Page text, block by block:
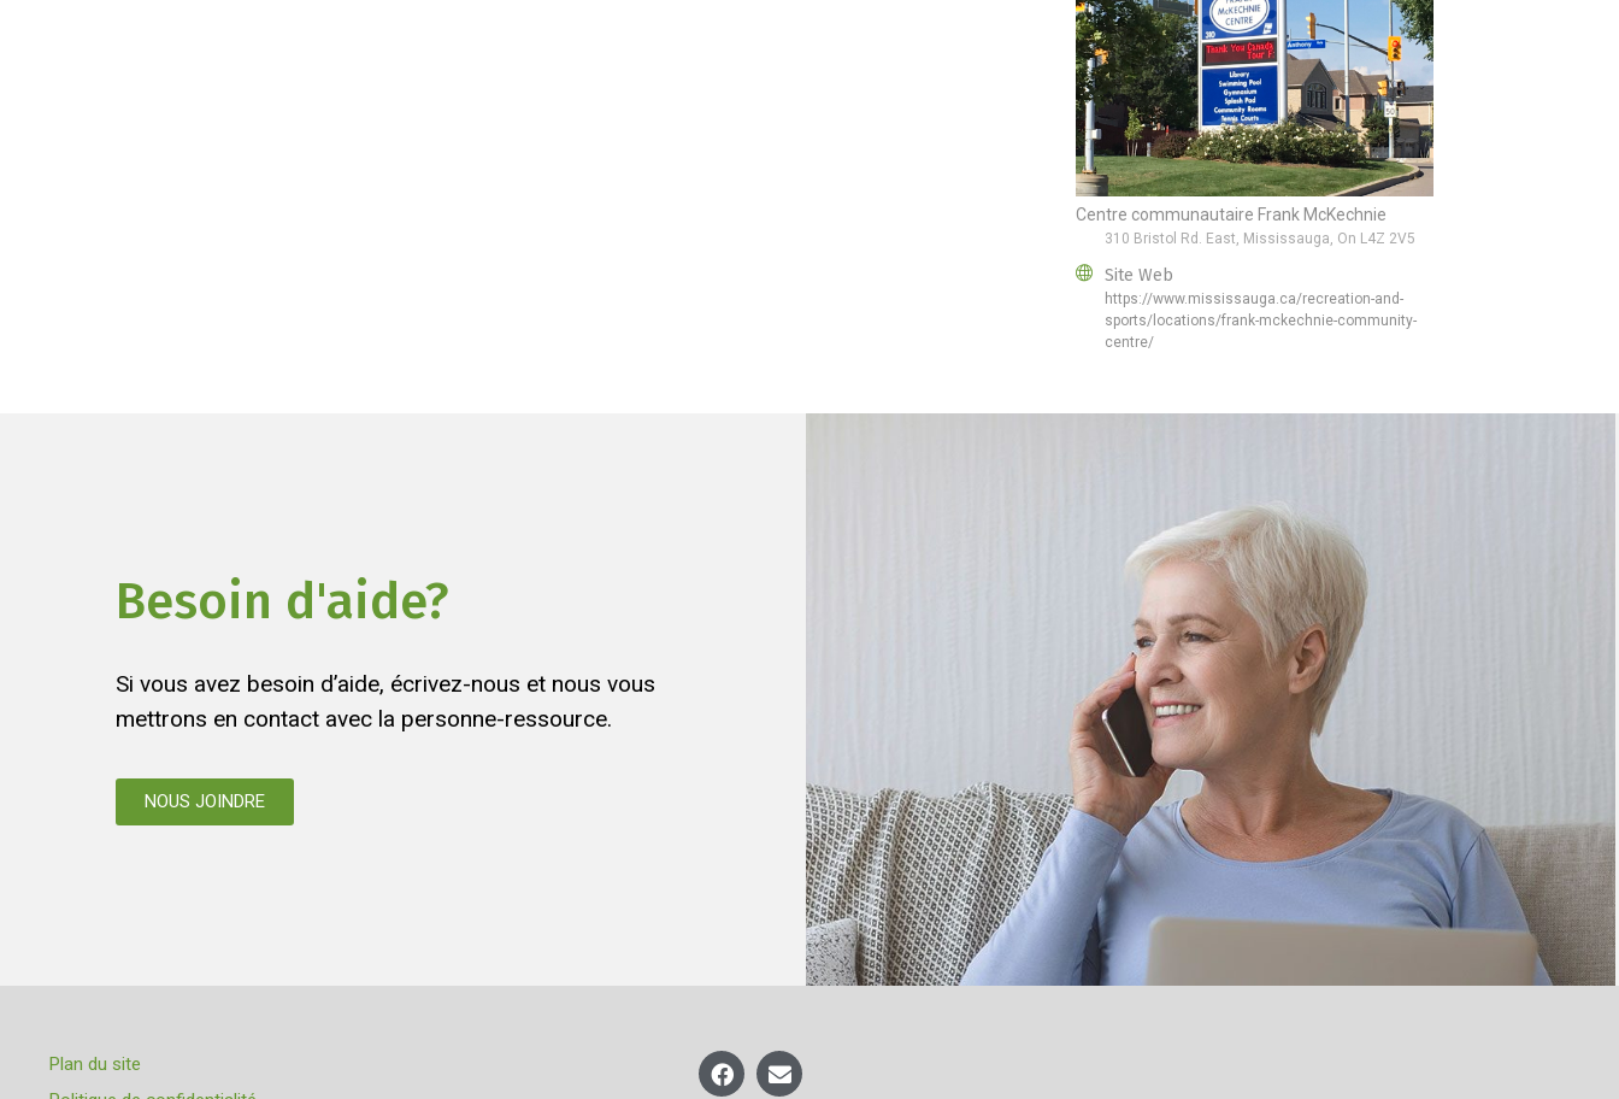
Centre communautaire Frank McKechnie
310 Bristol Rd. East, Mississauga, On L4Z 2V5
Site Web
https://www.mississauga.ca/recreation-and-
sports/locations/frank-mckechnie-community-
centre/
Besoin d'aide?
Si vous avez besoin d’aide, écrivez-nous et nous vous
mettrons en contact avec la personne-ressource.
NOUS JOINDRE
Plan du site